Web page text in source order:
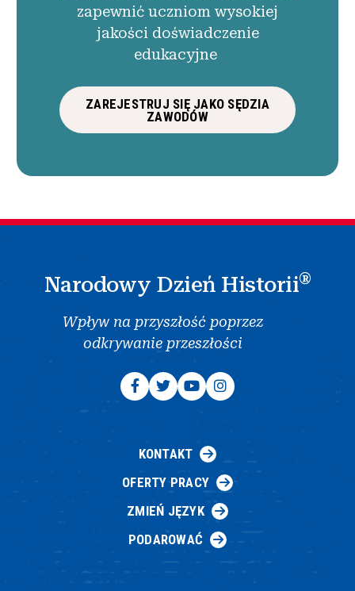
zapewnić uczniom wysokiej
jakości doświadczenie
edukacyjne
ZAREJESTRUJ SIĘ JAKO SĘDZIA
ZAWODÓW
Narodowy Dzień Historii®
Wpływ na przyszłość poprzez
odkrywanie przeszłości
KONTAKT
OFERTY PRACY
ZMIEŃ JĘZYK
PODAROWAĆ